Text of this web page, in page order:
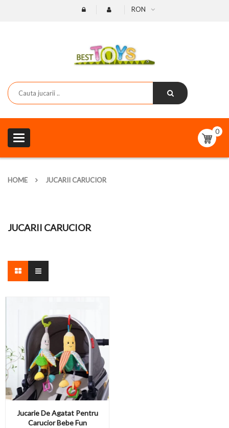
RON
Toggle
navigation
0
HOME JUCARII CARUCIOR
JUCARII CARUCIOR
Jucarie De Agatat Pentru
Carucior Bebe Fun